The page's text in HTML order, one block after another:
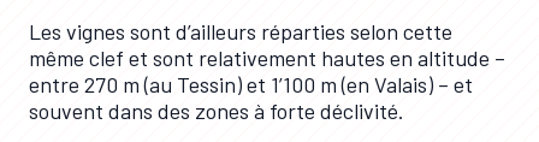
Les vignes sont d’ailleurs réparties selon cette
même clef et sont relativement hautes en altitude –
entre 270 m (au Tessin) et 1’100 m (en Valais) – et
souvent dans des zones à forte déclivité.